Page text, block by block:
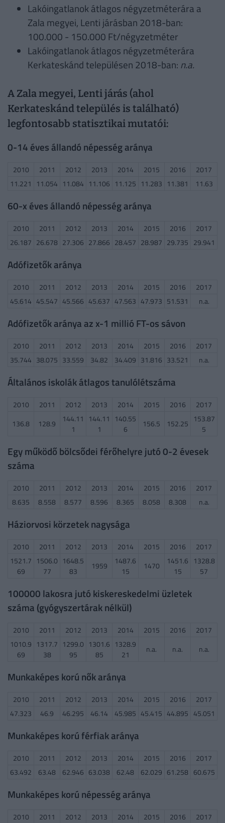
Lakóingatlanok átlagos négyzetméterára a
Zala megyei, Lenti járásban 2018-ban:
100.000 - 150.000 Ft/négyzetméter
Lakóingatlanok átlagos négyzetméterára
Kerkateskánd településen 2018-ban: n.a.
A Zala megyei, Lenti járás (ahol
Kerkateskánd település is található)
legfontosabb statisztikai mutatói:
0-14 éves állandó népesség aránya
2010 2011 2012 2013 2014 2015 2016
2017
11.221
11.054 11.084 11.106 11.125 11.283 11.381 11.63
60-x éves állandó népesség aránya
2010 2011 2012 2013 2014 2015 2016
2017
26.187 26.678 27.306 27.866 28.457 28.987 29.735 29.941
Adófizetők aránya
2010 2011 2012 2013 2014 2015 2016
2017
45.614 45.547 45.566 45.637 47.563 47.973 51.531 n.a.
Adófizetők aránya az x-1 millió FT-os sávon
2010 2011 2012 2013 2014 2015 2016
2017
35.744 38.075 33.559 34.82 34.409 31.816 33.521 n.a.
Általános iskolák átlagos tanulólétszáma
2010 2011 2012 2013 2014 2015 2016
2017
136.8
128.9
144.11
1
144.11
1
140.55
6
156.5 152.25
153.87
5
Egy működő bölcsődei férőhelyre jutó 0-2 évesek
száma
2010 2011 2012 2013 2014 2015 2016
2017
8.635
8.558 8.577 8.596 8.365 8.058 8.308 n.a.
Háziorvosi körzetek nagysága
2010 2011 2012 2013 2014 2015 2016
2017
1521.7
69
1506.0
77
1648.5
83
1959
1487.6
15
1470
1451.6
15
1328.8
57
100000 lakosra jutó kiskereskedelmi üzletek
száma (gyógyszertárak nélkül)
2010 2011 2012 2013 2014 2015 2016
2017
1010.9
69
1317.7
38
1299.0
95
1301.6
85
1328.9
21
n.a. n.a. n.a.
Munkaképes korú nők aránya
2010 2011 2012 2013 2014 2015 2016
2017
47.323
46.9 46.295 46.14 45.985 45.415 44.895 45.051
Munkaképes korú férfiak aránya
2010 2011 2012 2013 2014 2015 2016
2017
63.492
63.48 62.946 63.038 62.48 62.029 61.258 60.675
Munkaképes korú népesség aránya
2010 2011 2012 2013 2014 2015 2016 2017